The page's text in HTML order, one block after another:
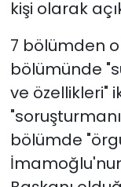
kişi olarak
7 bölümden
bölümünde
ve özellikleri"
bölümde